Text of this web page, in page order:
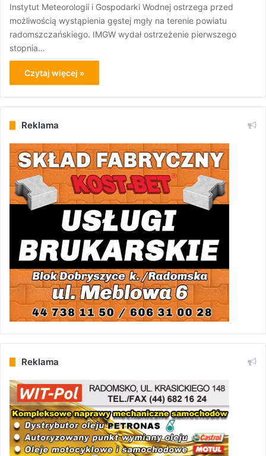
Instytut Meteorologii i Gospodarki Wodnej ostrzega przed
możliwością wystąpienia gęstej mgły na terenie powiatu
radomszczańskiego. IMGW wydał ostrzeżenie pierwszego
stopnia…
Czytaj więcej »
Reklama
Reklama